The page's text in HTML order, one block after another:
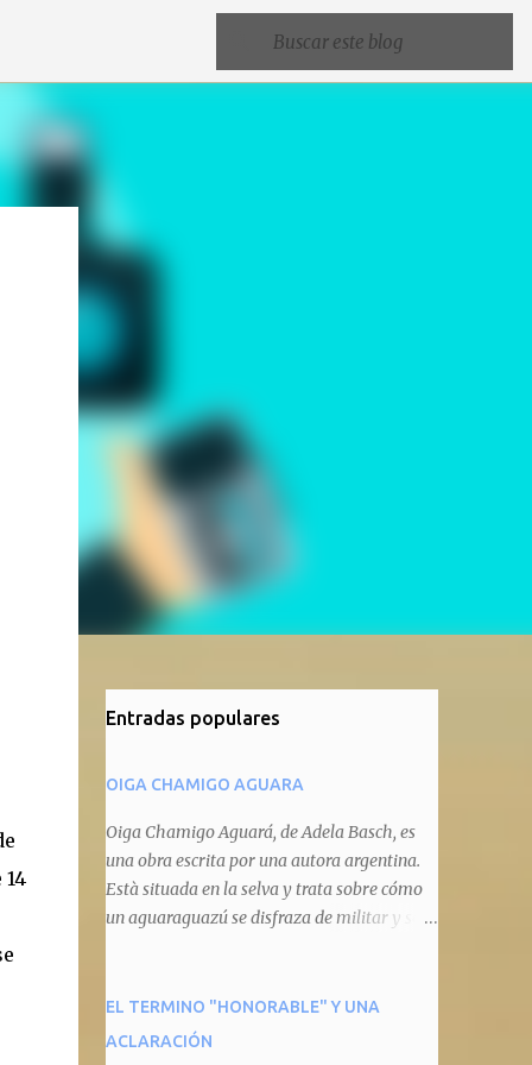
Entradas populares
OIGA CHAMIGO AGUARA
Oiga Chamigo Aguará, de Adela Basch, es
una obra escrita por una autora argentina.
Està situada en la selva y trata sobre cómo
un aguaraguazú se disfraza de militar y se
animal que pretenda circular por ahí. En
primera instancia aparece Teteu, el tero,
EL TERMINO "HONORABLE" Y UNA
ACLARACIÓN